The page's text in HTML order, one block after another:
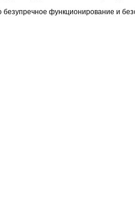
функционирование и